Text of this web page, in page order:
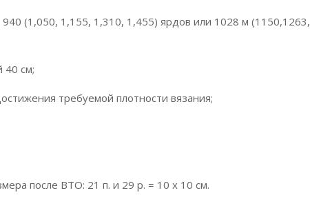
(1,050, 1,155, 1,310, 1,455) ярдов или 1028 м (1150,1263,
40 см;
требуемой плотности вязания;
после ВТО: 21 п. и 29 р. = 10 х 10 см.